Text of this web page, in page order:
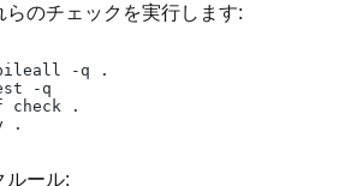
のチェックを実行します:
-q .
-q
check .
ルール: